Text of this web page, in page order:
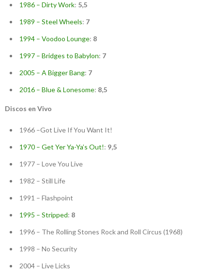
1986 – Dirty Work: 5,5
1989 – Steel Wheels: 7
1994 – Voodoo Lounge: 8
1997 – Bridges to Babylon: 7
2005 – A Bigger Bang: 7
2016 – Blue & Lonesome: 8,5
Discos en Vivo
1966 –Got Live If You Want It!
1970 – Get Yer Ya-Ya’s Out!: 9,5
1977 – Love You Live
1982 – Still Life
1991 – Flashpoint
1995 – Stripped: 8
1996 – The Rolling Stones Rock and Roll Circus (1968)
1998 – No Security
2004 – Live Licks